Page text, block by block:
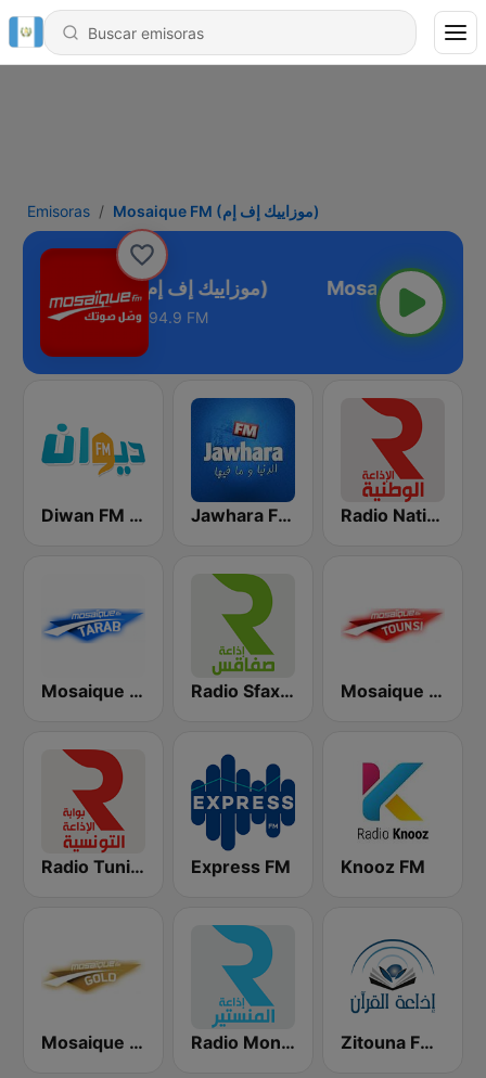
Emisoras Mosaique FM (موزاييك إف إم)
Mosaique FM (موزاييك إف إم)
94.9 FM
Diwan FM (ديوان إف إم) Jawhara FM (جوهرة أف آم) Radio Nationale (الإذاعة الوطنية)
Mosaique FM Tarab (موزاييك إف إم) Radio Sfax (إذاعة صفاقس) Mosaique FM Tounsi (موزاييك إف إم)
Radio Tunisienne (الإذاعة الوطنية) Express FM Knooz FM
Mosaique FM Gold - (موزاييك إف إم) Radio Monastir (إذاعة المنستير) Zitouna FM (إذاعة الزيتونة للقرآن الكريم)